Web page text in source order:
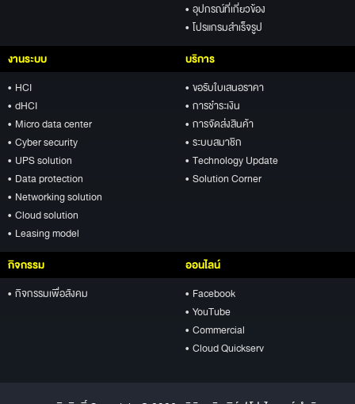
• อุปกรณ์ที่เกี่ยวข้อง
• โปรแกรมสำเร็จรูป
งานระบบ
• HCI
• dHCI
• Micro data center
• Cyber security
• UPS solution
• Data protection
• Networking solution
• Cloud solution
• Leasing model
บริการ
• ขอรับใบเสนอราคา
• การชำระเงิน
• การจัดส่งสินค้า
• ระบบสมาชิก
• Technology Update
• Solution Corner
กิจกรรม
• กิจกรรมเพื่อสังคม
ออนไลน์
• Facebook
• YouTube
• Commercial
• Cloud Quickserv